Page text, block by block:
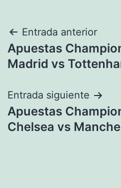
Navegación
de
Entrada anterior
Apuestas
Madrid vs
Entrada siguiente
Apuestas
Chelsea vs